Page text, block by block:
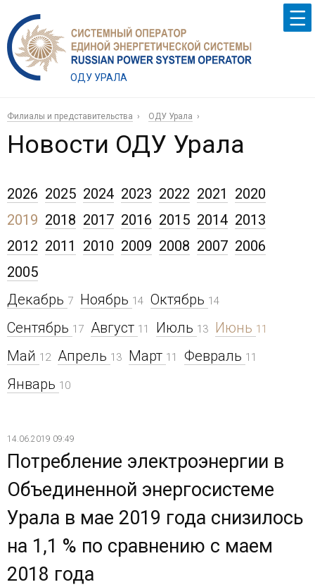
ОДУ УРАЛА
Филиалы и представительства ОДУ Урала
Новости ОДУ Урала
2026 2025 2024 2023 2022 2021
2020
2019
Декабрь 7 Ноябрь 14 Октябрь 14
Сентябрь 17 Август 11 Июль 13 Июнь 11
Май 12 Апрель 13 Март 11 Февраль 11
Январь 10
2018 2017 2016 2015 2014 2013
2012 2011 2010 2009 2008 2007 2006
2005
14.06.2019 09:49
Потребление электроэнергии в
Объединенной энергосистеме
Урала в мае 2019 года снизилось
на 1,1 % по сравнению с маем
2018 года